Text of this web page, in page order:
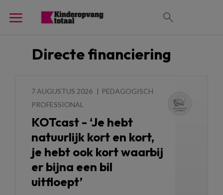
Directe financiering
7 AUGUSTUS 2026
PEDAGOGISCH
PROFESSIONAL
KOTcast - ‘Je hebt
natuurlijk kort en kort,
je hebt ook kort waarbij
er bijna een bil
uitfloept’